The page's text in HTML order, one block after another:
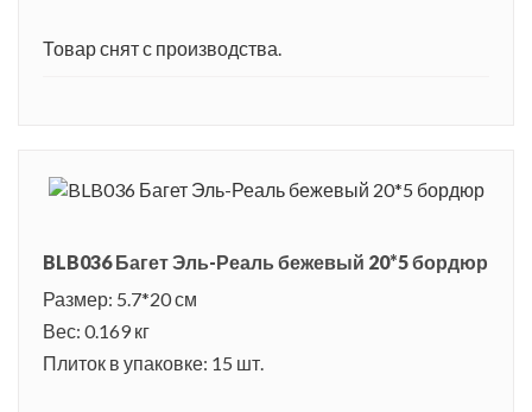
Товар снят с производства.
BLB036 Багет Эль-Реаль бежевый 20*5 бордюр
Размер: 5.7*20 см
Вес: 0.169 кг
Плиток в упаковке: 15 шт.